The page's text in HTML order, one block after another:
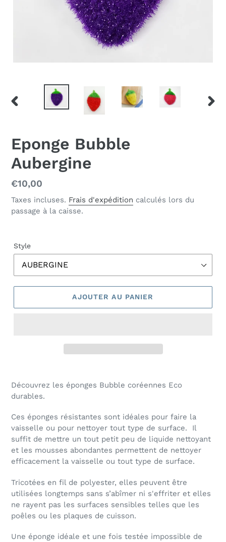
DIAPOSITIVE
Eponge Bubble
Aubergine
Prix
normal
€10,00
Taxes incluses. Frais d'expédition calculés lors du
passage à la caisse.
Style
AJOUTER AU PANIER
Découvrez les éponges Bubble coréennes Eco
durables.
Ces éponges résistantes sont idéales pour faire la
vaisselle ou pour nettoyer tout type de surface. Il
suffit de mettre un tout petit peu de liquide nettoyant
et les mousses abondantes permettent de nettoyer
efficacement la vaisselle ou tout type de surface.
Tricotées en fil de polyester, elles peuvent être
utilisées longtemps sans s’abîmer ni s'effriter et elles
ne rayent pas les surfaces sensibles telles que les
poêles ou les plaques de cuisson.
Une éponge idéale et une fois testée impossible de